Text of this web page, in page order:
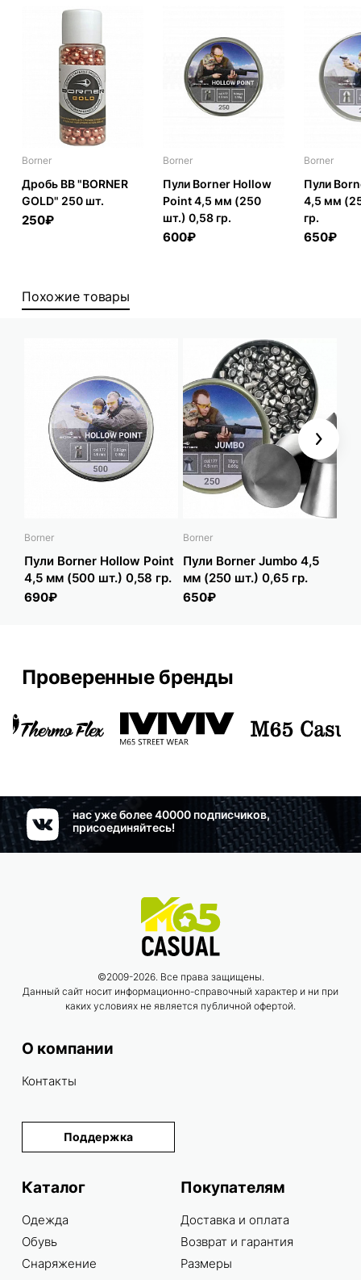
Borner
Дробь BB "BORNER
GOLD" 250 шт.
250₽
Borner
Пули Borner Hollow
Point 4,5 мм (250
шт.) 0,58 гр.
600₽
Borner
Пули
4,5 мм
гр.
650₽
Похожие товары
Borner
Пули Borner Hollow Point
4,5 мм (500 шт.) 0,58 гр.
690₽
Borner
Пули Borner Jumbo 4,5
мм (250 шт.) 0,65 гр.
650₽
Next
Проверенные бренды
нас уже более 40000 подписчиков,
присоединяйтесь!
©2009-2026. Все права защищены.
Данный сайт носит информационно-справочный характер и ни при
каких условиях не является публичной офертой.
О компании
Контакты
Поддержка
Каталог
Одежда
Обувь
Снаряжение
Покупателям
Доставка и оплата
Возврат и гарантия
Размеры